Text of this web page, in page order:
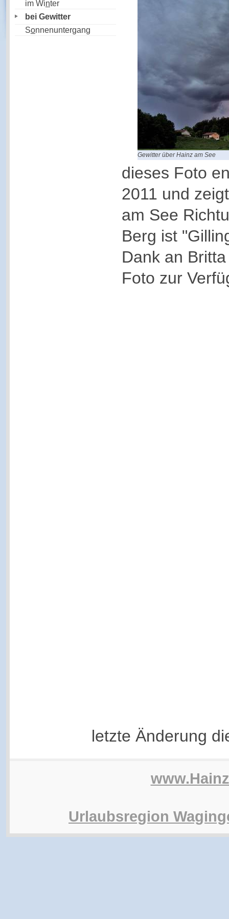
im Winter
bei Gewitter
Sonnenuntergang
Gewitter über Hainz am See
dieses Foto
2011 und
am See
Berg ist
Dank an
Foto zur
letzte Änderung
Urlaubsregion